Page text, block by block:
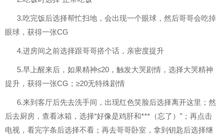
3.吃完饭后选择帮忙扫地，会出现一个眼球，然后哥哥会吃掉
眼球，获得一张CG
4.进房间之前选择跟哥哥搭个话，亲密度提升
5.早上醒来后，如果精神≤20，触发大哭剧情，选择大哭精神
提升，获得一张CG；≥20无特殊剧情
6.来到客厅后先去洗手间，出现红色笑脸后选择离开这里；然
后去厨房，查看冰箱，选择“好像是鸡肝和***（忘了）”；再点击
电视，看完字条后选择不看；再去哥哥卧室，拿到钥匙后选择继